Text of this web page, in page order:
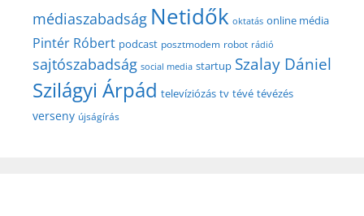
médiaszabadság Netidők oktatás online média
Pintér Róbert podcast posztmodem robot rádió
sajtószabadság social media startup Szalay Dániel
Szilágyi Árpád televíziózás tv tévé tévézés
verseny újságírás